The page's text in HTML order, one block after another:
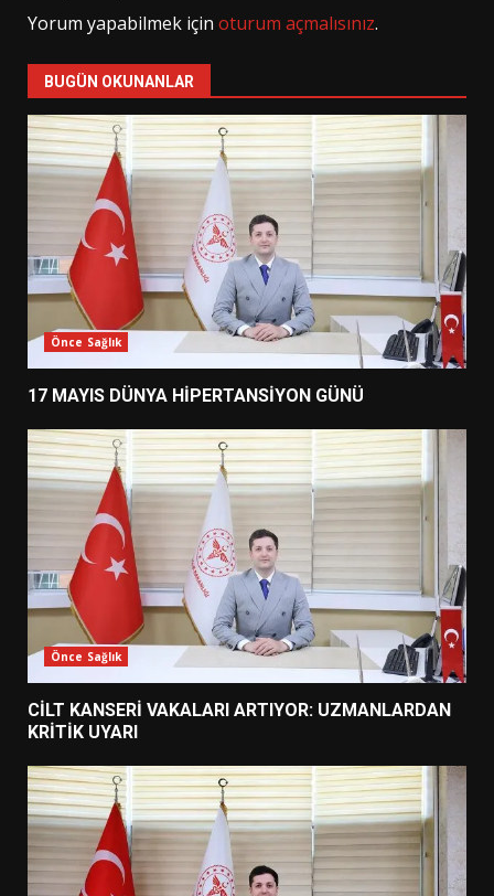
Yorum yapabilmek için oturum açmalısınız.
BUGÜN OKUNANLAR
Önce Sağlık
17 MAYIS DÜNYA HİPERTANSİYON GÜNÜ
Önce Sağlık
CİLT KANSERİ VAKALARI ARTIYOR: UZMANLARDAN
KRİTİK UYARI